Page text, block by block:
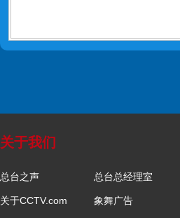
关于我们
总台之声 总台总经理室
关于CCTV.com 象舞广告